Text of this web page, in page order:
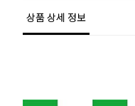
상품 상세 정보